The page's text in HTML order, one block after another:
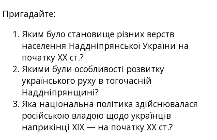
Пригадайте:
Яким було становище різних верств
населення Наддніпрянської України на
початку XX ст.?
Якими були особливості розвитку
українського руху в тогочасній
Наддніпрянщині?
Яка національна політика здійснювалася
російською владою щодо українців
наприкінці XIX — на початку XX ст.?